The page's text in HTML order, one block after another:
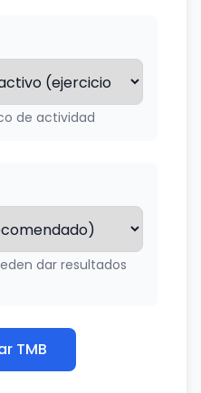
de actividad
dar resultados
TMB